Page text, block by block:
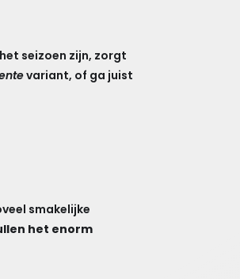
seizoen zijn, zorgt
variant, of ga juist
smakelijke
het enorm